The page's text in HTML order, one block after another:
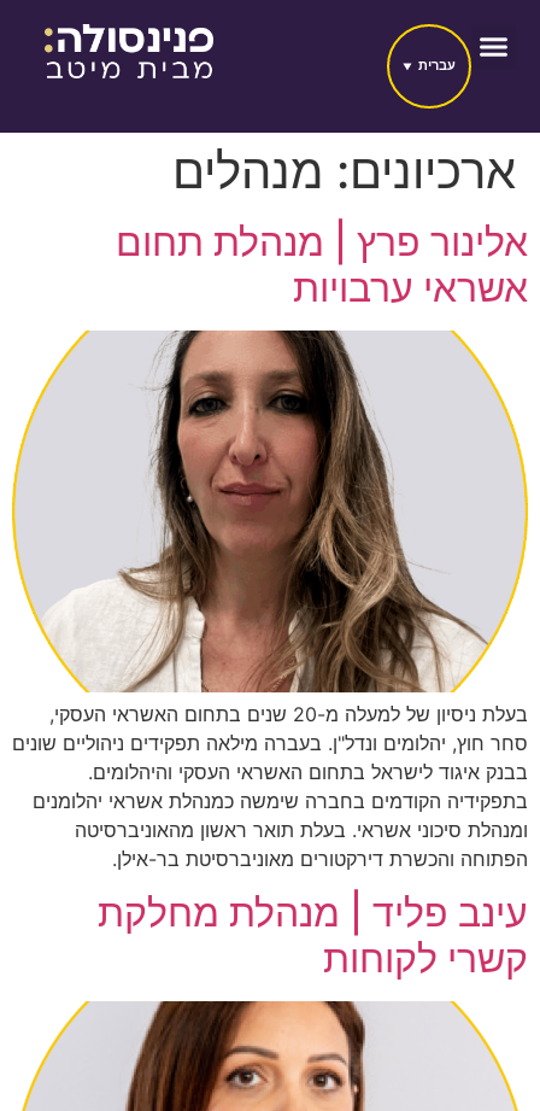
עברית
ארכיונים: מנהלים
אלינור פרץ | מנהלת תחום
אשראי ערבויות
בעלת ניסיון של למעלה מ-20 שנים בתחום האשראי העסקי,
סחר חוץ, יהלומים ונדל"ן. בעברה מילאה תפקידים ניהוליים שונים
בבנק איגוד לישראל בתחום האשראי העסקי והיהלומים.
בתפקידיה הקודמים בחברה שימשה כמנהלת אשראי יהלומנים
ומנהלת סיכוני אשראי. בעלת תואר ראשון מהאוניברסיטה
הפתוחה והכשרת דירקטורים מאוניברסיטת בר-אילן.
עינב פליד | מנהלת מחלקת
קשרי לקוחות